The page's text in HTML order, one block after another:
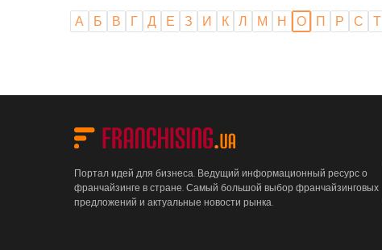
А Б В Г Д Е З И К Л М Н О П Р С Т
Портал идей для бизнеса. Ведущий информационный ресурс о
франчайзинге в стране. Самый большой выбор франчайзинговых
предложений и актуальные новости рынка.